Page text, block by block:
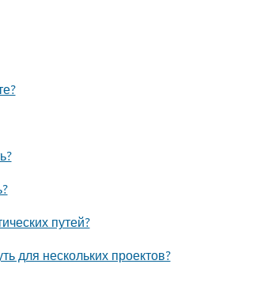
путей?
для нескольких проектов?